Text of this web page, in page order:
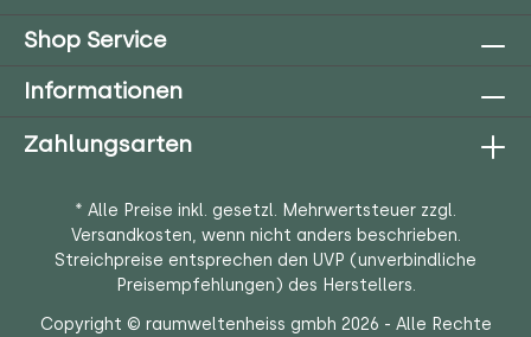
Shop Service
Informationen
Zahlungsarten
* Alle Preise inkl. gesetzl. Mehrwertsteuer zzgl.
Versandkosten, wenn nicht anders beschrieben.
Streichpreise entsprechen den UVP (unverbindliche
Preisempfehlungen) des Herstellers.
Copyright © raumweltenheiss gmbh 2026 - Alle Rechte